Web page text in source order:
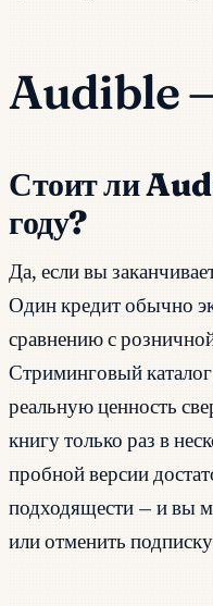
Audible
Стоит ли
году?
Да, если вы
Один кредит обычно
сравнению с
Стриминговый
реальную ценность
книгу только раз в
пробной версии
подходящести — и вы
или отменить